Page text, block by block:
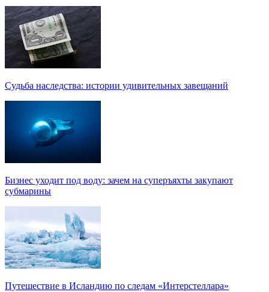
Судьба наследства: истории удивительных завещаний
Бизнес уходит под воду: зачем на суперъяхты закупают
субмарины
Путешествие в Исландию по следам «Интерстеллара»